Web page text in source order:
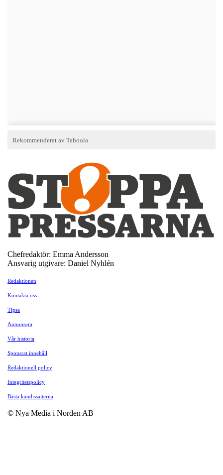
Chefredaktör: Emma Andersson
Ansvarig utgivare: Daniel Nyhlén
Redaktionen
Kontakta oss
Tipsa
Annonsera
Vår historia
Sponsrat innehåll
Redaktionell policy
Integritetspolicy
Bästa kändissajterna
© Nya Media i Norden AB